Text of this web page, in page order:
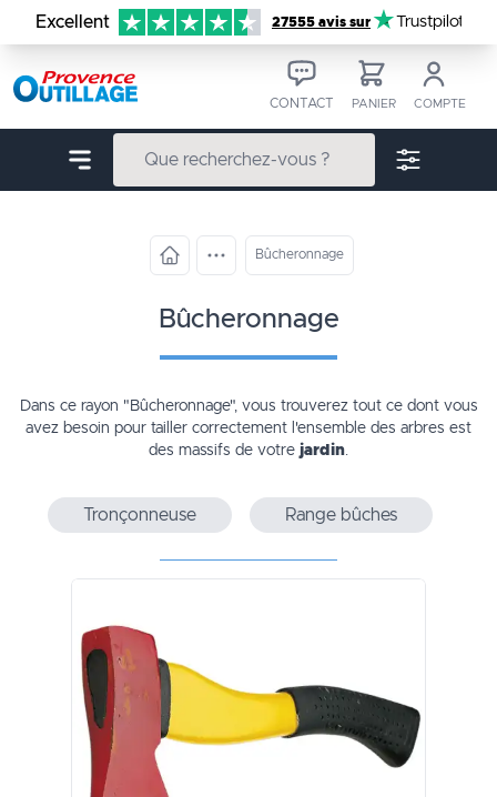
Aller au contenu
Excellent 27555 avis sur Trustpilot
CONTACT PANIER COMPTE
Bûcheronnage
bûcheronnage
Dans ce rayon "Bûcheronnage", vous trouverez tout ce dont vous
avez besoin pour tailler correctement l'ensemble des arbres est
des massifs de votre jardin.
Tronçonneuse Range bûches